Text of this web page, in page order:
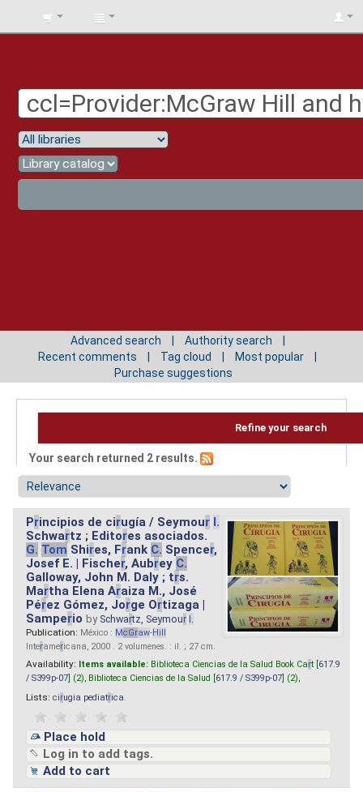
BIBLIOTECA
Advanced search
Authority search
Recent comments
Tag cloud
Most popular
Purchase suggestions
Refine your search
Your search returned 2 results.
Principios de cirugía / Seymour I.
Schwartz ; Editores asociados.
G. Tom Shires, Frank C. Spencer,
Josef E. | Fischer, Aubrey C.
Galloway, John M. Daly ; trs.
Martha Elena Araiza M., José
Pérez Gómez, Jorge Ortizaga |
Samperio by Schwartz, Seymour I.
Publication: México : McGraw-Hill
Interamericana, 2000 . 2 volumenes. : il. ; 27 cm.
Availability: Items available: Biblioteca Ciencias de la Salud Book Cart [ 617.9
/ S399p-07 ] (2), Biblioteca Ciencias de la Salud [ 617.9 / S399p-07 ] (2),
Lists: cirugia pediatrica
Place hold
Log in to add tags.
Add to cart